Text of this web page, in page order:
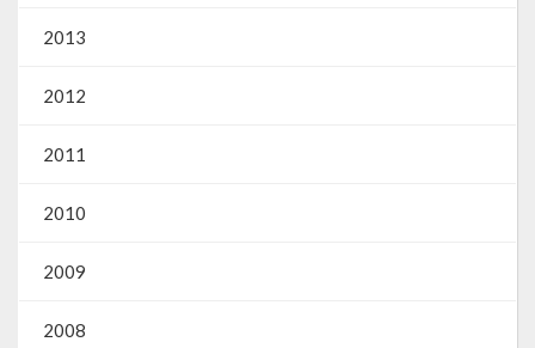
2013
2012
2011
2010
2009
2008